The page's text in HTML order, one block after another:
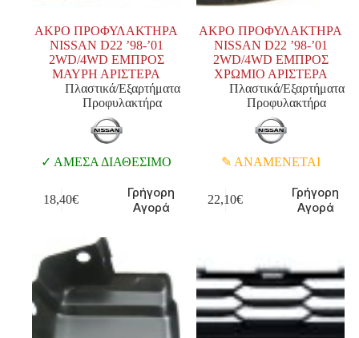
ΑΚΡΟ ΠΡΟΦΥΛΑΚΤΗΡΑ
NISSAN D22 ’98-’01
2WD/4WD ΕΜΠΡΟΣ
ΜΑΥΡΗ ΑΡΙΣΤΕΡΑ
Πλαστικά/Εξαρτήματα
Προφυλακτήρα
ΑΜΕΣΑ ΔΙΑΘΕΣΙΜΟ
18,40€
Γρήγορη
Αγορά
ΑΚΡΟ ΠΡΟΦΥΛΑΚΤΗΡΑ
NISSAN D22 ’98-’01
2WD/4WD ΕΜΠΡΟΣ
ΧΡΩΜΙΟ ΑΡΙΣΤΕΡΑ
Πλαστικά/Εξαρτήματα
Προφυλακτήρα
ΑΝΑΜΕΝΕΤΑΙ
22,10€
Γρήγορη
Αγορά